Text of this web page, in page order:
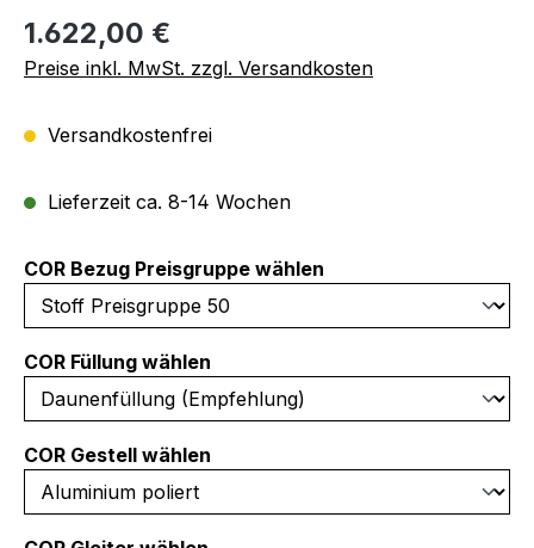
Regulärer Preis:
1.622,00 €
Preise inkl. MwSt. zzgl. Versandkosten
Versandkostenfrei
Lieferzeit ca. 8-14 Wochen
COR Bezug Preisgruppe wählen
COR Füllung wählen
COR Gestell wählen